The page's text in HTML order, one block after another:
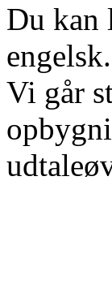
Du kan
engelsk.
Vi går